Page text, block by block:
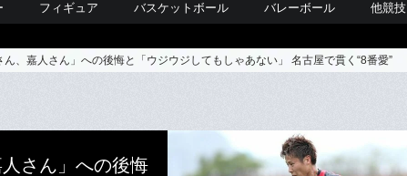
フィギュア バスケットボール バレーボール 他競技
ん、嘉人さん」への後悔と「ウジウジしてもしゃあない」 名古屋で貫く“8番愛”
さん」への後悔